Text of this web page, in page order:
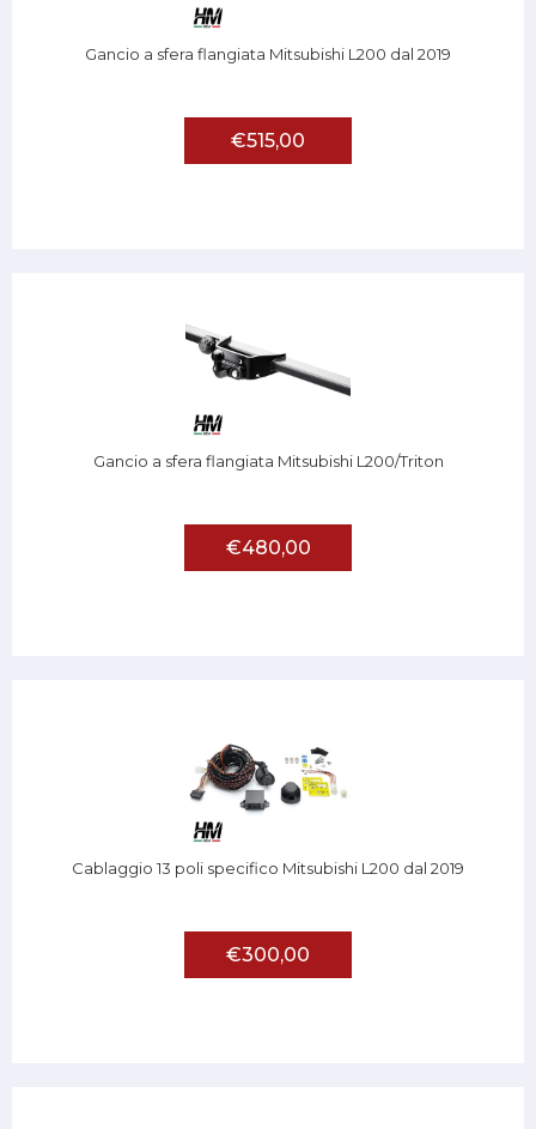
Gancio a sfera flangiata Mitsubishi L200 dal 2019
€515,00
Gancio a sfera flangiata Mitsubishi L200/Triton
€480,00
Cablaggio 13 poli specifico Mitsubishi L200 dal 2019
€300,00